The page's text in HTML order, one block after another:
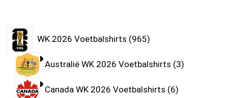
WK 2026 Voetbalshirts 965
Australië WK 2026 Voetbalshirts 3
Canada WK 2026 Voetbalshirts 6